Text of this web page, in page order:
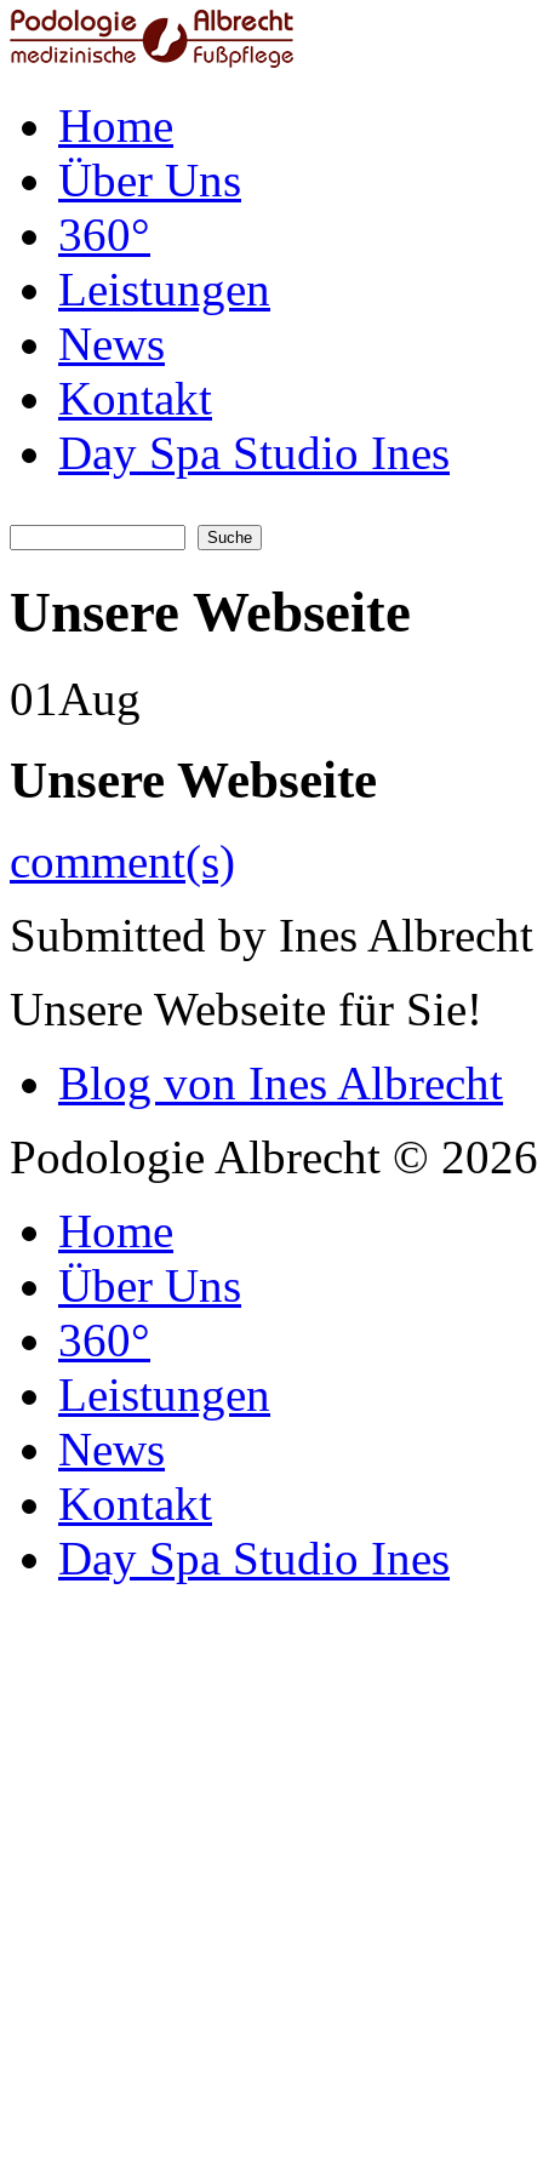
Home
Über Uns
360°
Leistungen
News
Kontakt
Day Spa Studio Ines
Unsere Webseite
01Aug
Unsere Webseite
comment(s)
Submitted by Ines Albrecht
Unsere Webseite für Sie!
Blog von Ines Albrecht
Podologie Albrecht ©
Home
Über Uns
360°
Leistungen
News
Kontakt
Day Spa Studio Ines